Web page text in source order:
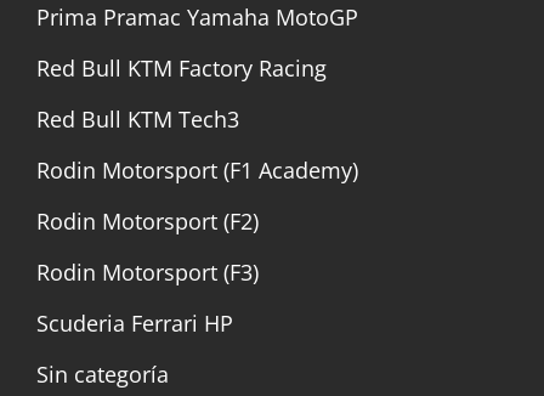
Prima Pramac Yamaha MotoGP
Red Bull KTM Factory Racing
Red Bull KTM Tech3
Rodin Motorsport (F1 Academy)
Rodin Motorsport (F2)
Rodin Motorsport (F3)
Scuderia Ferrari HP
Sin categoría